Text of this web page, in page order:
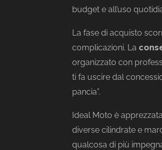
budget e all’uso
La fase di acquisto
complicazioni. La
organizzato con
ti fa uscire dal
pancia”.
Ideal Moto è
diverse cilindrate e
qualcosa di più